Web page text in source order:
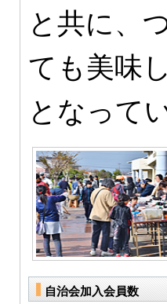
と共に、
ても美味
となって
自治会加入会員数